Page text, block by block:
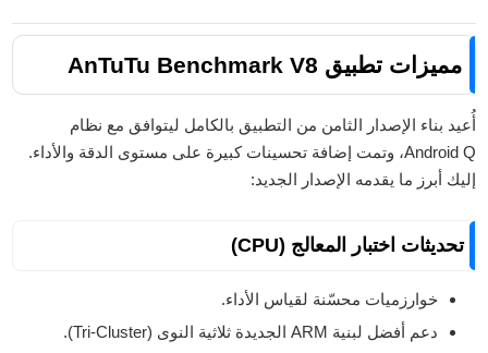
مميزات تطبيق AnTuTu Benchmark V8
أُعيد بناء الإصدار الثامن من التطبيق بالكامل ليتوافق مع نظام
Android Q، وتمت إضافة تحسينات كبيرة على مستوى الدقة والأداء.
إليك أبرز ما يقدمه الإصدار الجديد:
تحديثات اختبار المعالج (CPU)
خوارزميات محسّنة لقياس الأداء.
دعم أفضل لبنية ARM الجديدة ثلاثية النوى (Tri-Cluster).